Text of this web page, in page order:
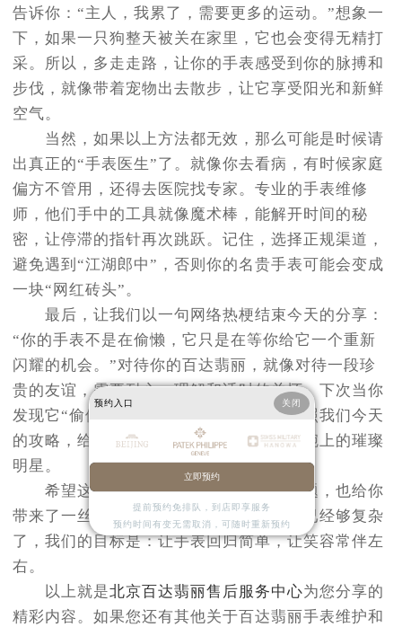
告诉你：“主人，我累了，需要更多的运动。”想象一
下，如果一只狗整天被关在家里，它也会变得无精打
采。所以，多走走路，让你的手表感受到你的脉搏和
步伐，就像带着宠物出去散步，让它享受阳光和新鲜
空气。
当然，如果以上方法都无效，那么可能是时候请
出真正的“手表医生”了。就像你去看病，有时候家庭
偏方不管用，还得去医院找专家。专业的手表维修
师，他们手中的工具就像魔术棒，能解开时间的秘
密，让停滞的指针再次跳跃。记住，选择正规渠道，
避免遇到“江湖郎中”，否则你的名贵手表可能会变成
一块“网红砖头”。
最后，让我们以一句网络热梗结束今天的分享：
“你的手表不是在偷懒，它只是在等你给它一个重新
闪耀的机会。”对待你的百达翡丽，就像对待一段珍
贵的友谊，需要耐心、理解和适时的关怀。下次当你
发现它“偷停”时，不妨微笑一下，然后按照我们今天
的攻略，给它一点爱，让它再次成为你手腕上的璀璨
明星。
希望这篇文章不仅解决了你的手表问题，也给你
带来了一丝轻松愉快的心情。毕竟，生活已经够复杂
了，我们的目标是：让手表回归简单，让笑容常伴左
右。
以上就是北京百达翡丽售后服务中心为您分享的
精彩内容。如果您还有其他关于百达翡丽手表维护和
预约入口 关闭
立即预约
提前预约免排队，到店即享服务
预约时间有变无需取消，可随时重新预约